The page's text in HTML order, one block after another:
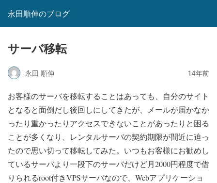
永田順伸のブログ
サーバ移転
永田 順伸 14年前
お客様のサーバを移転することはあっても、自分のサイト
となると面倒だし後回しにしてきたが、メールが届かなか
ったり重かったりアクセスできないことがあったりと困る
ことが多くなり、レンタルサーバの契約期限が間近に迫っ
たので思い切って移転してみた。いつもお客様にお勧めし
ているサーバより一段下のサーバだけど月2000円程度で借
りられるroot付きVPSサーバなので、Webアプリケーショ